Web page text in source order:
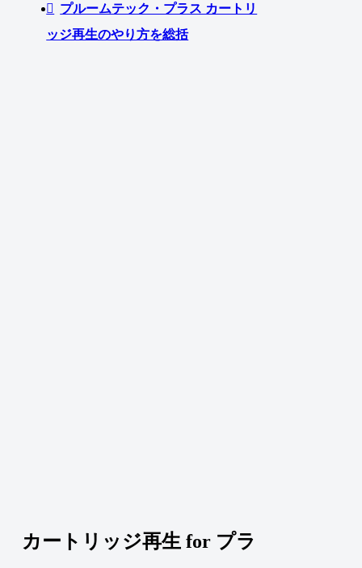
プルームテック・プラス カートリ
ッジ再生のやり方を総括
カートリッジ再生 for プラ